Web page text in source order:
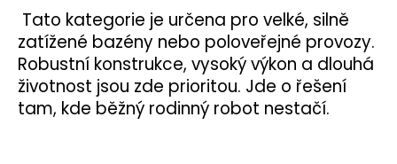
Tato kategorie je určena pro velké, silně
zatížené bazény nebo poloveřejné provozy.
Robustní konstrukce, vysoký výkon a dlouhá
životnost jsou zde prioritou. Jde o řešení
tam, kde běžný rodinný robot nestačí.